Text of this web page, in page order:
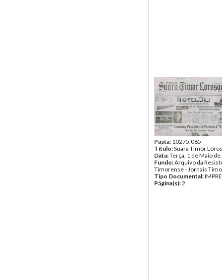
Pasta: 10275.085
Título:Suara Timor
Data:Terça, 1 de Maio
Fundo:Arquivo da
Timorense - Jornais
Tipo Documental:
Página(s):2